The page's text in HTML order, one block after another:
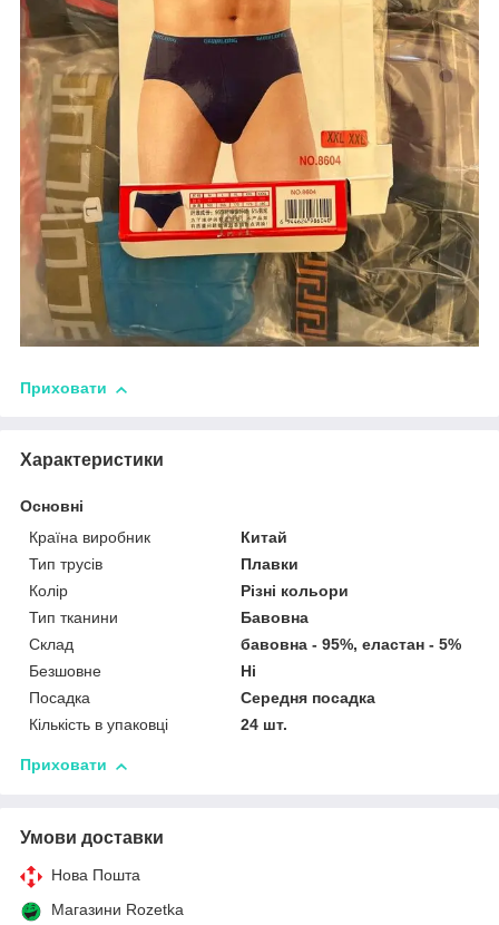
Приховати
Характеристики
Основні
Країна виробник
Китай
Тип трусів
Плавки
Колір
Різні кольори
Тип тканини
Бавовна
Склад
бавовна - 95%, еластан - 5%
Безшовне
Ні
Посадка
Середня посадка
Кількість в упаковці
24 шт.
Приховати
Умови доставки
Нова Пошта
Магазини Rozetka